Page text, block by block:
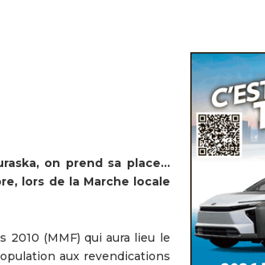
on prend sa place…
lors de la Marche locale
2010 (MMF) qui aura lieu le
aux revendications